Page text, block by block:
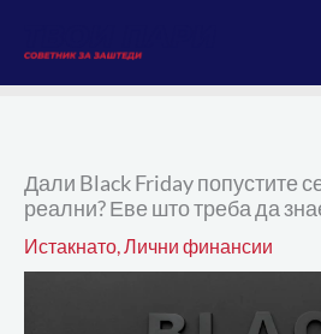
content
Дали Black Friday попустите
реални? Еве што треба да
Истакнато,Лични финансии